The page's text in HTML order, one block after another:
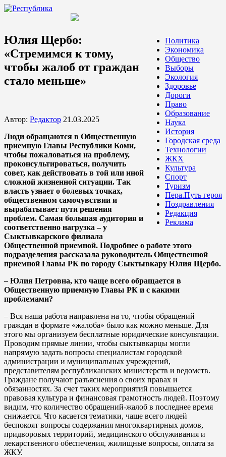
Политика
Экономика
Общество
Выборы
Экология
Здоровье
Дороги
Право
Образование
Наука
История
Городская среда
Технологии
ЖКХ
Культура
Спорт
Туризм
Пера.Путь героя
Поздравления
Редакция
Реклама
Юлия Щербо:
«Стремимся к тому,
чтобы жалоб от граждан
стало меньше»
Автор: Редактор 21.03.2025
Люди обращаются в Общественную
приемную Главы Республики Коми,
чтобы пожаловаться на проблему,
проконсультироваться, получить
совет, как действовать в той или иной
сложной жизненной ситуации. Так
власть узнает о болевых точках,
общественном самочувствии и
вырабатывает пути решения
проблем. Самая большая аудитория и
соответственно нагрузка – у
Сыктывкарского филиала
Общественной приемной. Подробнее о работе этого
подразделения рассказала руководитель Общественной
приемной Главы РК по городу Сыктывкару Юлия Щербо.
– Юлия Петровна, кто чаще всего обращается в
Общественную приемную Главы РК и с какими
проблемами?
– Вся наша работа направлена на то, чтобы обращений
граждан в формате «жалоба» было как можно меньше. Для
этого мы организуем бесплатные юридические консультации.
Проводим прямые линии, чтобы сыктывкарцы могли
напрямую задать вопросы специалистам городской
администрации и муниципальных учреждений,
представителям республиканских министерств и ведомств.
Граждане получают разъяснения о своих правах и
обязанностях. За счет таких мероприятий повышается
правовая культура и финансовая грамотность людей. Поэтому
видим, что количество обращений-жалоб в последнее время
снижается. Что касается тематики, чаще всего людей
беспокоят вопросы содержания многоквартирных домов,
придворовых территорий, медицинского обслуживания и
лекарственного обеспечения, жилищные вопросы, оплата за
ЖКУ.